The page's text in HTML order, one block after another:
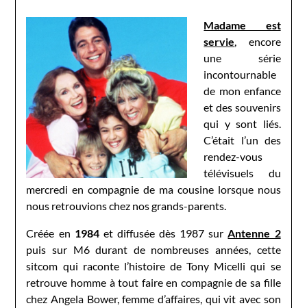
Madame est
servie, encore
une série
incontournable
de mon enfance
et des souvenirs
qui y sont liés.
C’était l’un des
rendez-vous
télévisuels du
mercredi en compagnie de ma cousine lorsque nous
nous retrouvions chez nos grands-parents.
Créée en 1984et diffusée dès 1987 surAntenne 2
puis sur M6 durant de nombreuses années, cette
sitcom qui raconte l’histoire de Tony Micelli qui se
retrouve homme à tout faire en compagnie de sa fille
chez Angela Bower, femme d’affaires, qui vit avec son